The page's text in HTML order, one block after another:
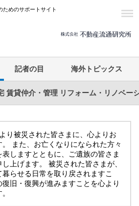
ためのサポートサイト
記者の目 海外トピックス
賃貸仲介・管理 リフォーム・リノベー
り被災された皆さまに、心よりお
。 また、お亡くなりになられた方々
しますとともに、ご遺族の皆さま
上げます。 被災された皆さまが、
らせる日常を取り戻されますこ
旧・復興が進みますことを心より